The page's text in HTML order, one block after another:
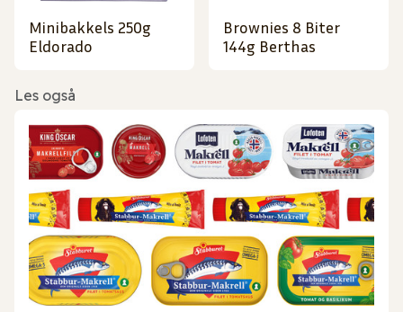
Minibakkels 250g
Eldorado
Brownies 8 Biter
144g Berthas
Les også